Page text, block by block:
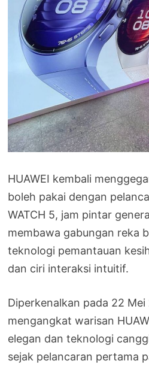
HUAWEI kembali
boleh pakai dengan
WATCH 5, jam pintar
membawa gabungan reka
teknologi pemantauan
dan ciri interaksi intuitif.
Diperkenalkan pada 22
mengangkat warisan
elegan dan teknologi
sejak pelancaran pertama